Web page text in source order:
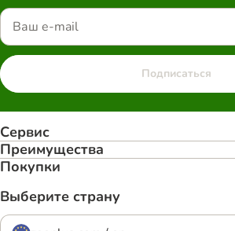
Подписаться
Сервис
Преимуществa
Покупки
Выберите страну